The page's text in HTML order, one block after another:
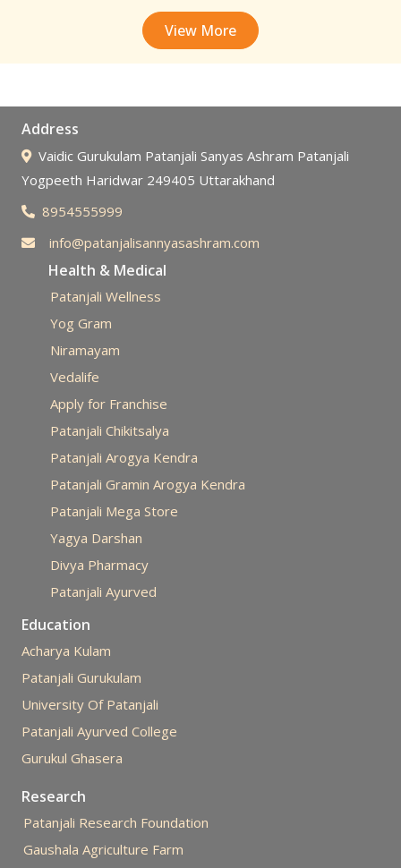
View More
Address
Vaidic Gurukulam Patanjali Sanyas Ashram Patanjali
Yogpeeth Haridwar 249405 Uttarakhand
8954555999
info@patanjalisannyasashram.com
Health & Medical
Patanjali Wellness
Yog Gram
Niramayam
Vedalife
Apply for Franchise
Patanjali Chikitsalya
Patanjali Arogya Kendra
Patanjali Gramin Arogya Kendra
Patanjali Mega Store
Yagya Darshan
Divya Pharmacy
Patanjali Ayurved
Education
Acharya Kulam
Patanjali Gurukulam
University Of Patanjali
Patanjali Ayurved College
Gurukul Ghasera
Research
Patanjali Research Foundation
Gaushala Agriculture Farm